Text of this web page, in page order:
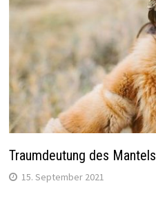
Traumdeutung des Mantels
15. September 2021